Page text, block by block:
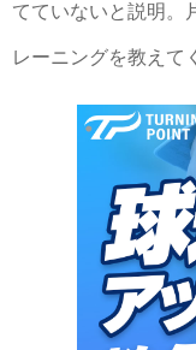
てていないと説明。
レーニングを教えて